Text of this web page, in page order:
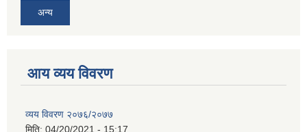
अन्य
आय व्यय विवरण
व्यय विवरण २०७६/२०७७
मिति: 04/20/2021 - 15:17